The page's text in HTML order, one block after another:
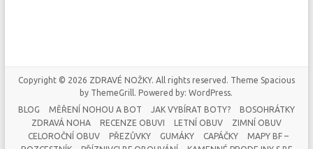
Copyright © 2026 ZDRAVÉ NOŽKY. All rights reserved. Theme Spacious
by ThemeGrill. Powered by:WordPress.
BLOG
MĚŘENÍ NOHOU A BOT JAK VYBÍRAT BOTY?
BOSOHRÁTKY
ZDRAVÁ NOHA
RECENZE OBUVI LETNÍ OBUV
ZIMNÍ OBUV
CELOROČNÍ OBUV
PŘEZŮVKY GUMÁKY CAPÁČKY
MAPY BF –